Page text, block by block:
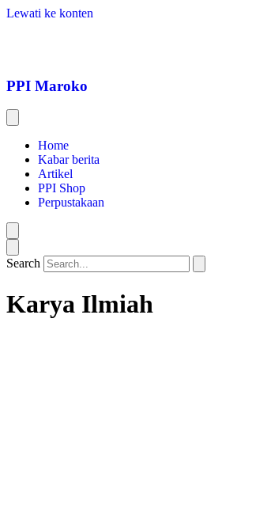
Lewati ke konten
PPI Maroko
Home
Kabar berita
Artikel
PPI Shop
Perpustakaan
Search
Karya Ilmiah